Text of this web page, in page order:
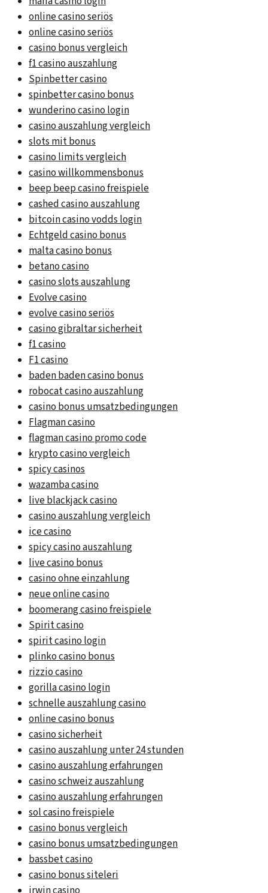
online casino seriös
online casino seriös
casino bonus vergleich
f1 casino auszahlung
Spinbetter casino
spinbetter casino bonus
wunderino casino login
casino auszahlung vergleich
slots mit bonus
casino limits vergleich
casino willkommensbonus
beep beep casino freispiele
cashed casino auszahlung
bitcoin casino vodds login
Echtgeld casino bonus
malta casino bonus
betano casino
casino slots auszahlung
Evolve casino
evolve casino seriös
casino gibraltar sicherheit
f1 casino
F1 casino
baden baden casino bonus
robocat casino auszahlung
casino bonus umsatzbedingungen
Flagman casino
flagman casino promo code
krypto casino vergleich
spicy casinos
wazamba casino
live blackjack casino
casino auszahlung vergleich
ice casino
spicy casino auszahlung
live casino bonus
casino ohne einzahlung
neue online casino
boomerang casino freispiele
Spirit casino
spirit casino login
plinko casino bonus
rizzio casino
gorilla casino login
schnelle auszahlung casino
online casino bonus
casino sicherheit
casino auszahlung unter 24 stunden
casino auszahlung erfahrungen
casino schweiz auszahlung
casino auszahlung erfahrungen
sol casino freispiele
casino bonus vergleich
casino bonus umsatzbedingungen
bassbet casino
casino bonus siteleri